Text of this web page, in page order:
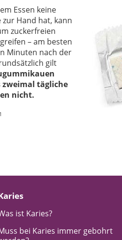
Essen keine
Hand hat, kann
zuckerfreien
– am besten
Minuten nach der
gilt
zweimal tägliche
nicht.
ist Karies?
bei Karies immer gebohrt